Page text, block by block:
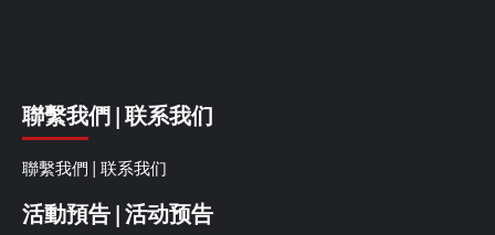
聯繫我們 | 联系我们
聯繫我們 | 联系我们
活動預告 | 活动预告